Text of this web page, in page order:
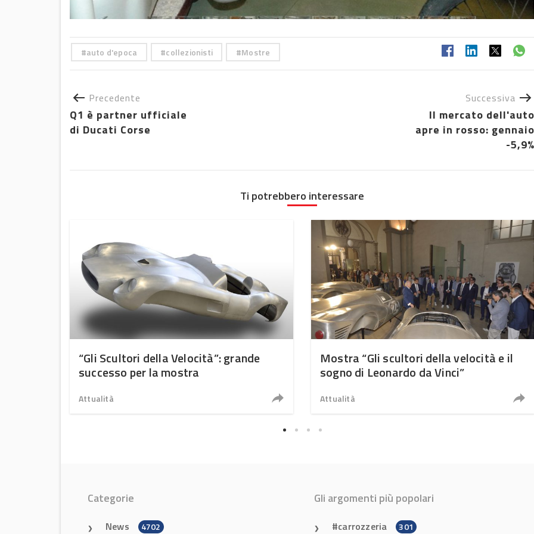
auto d'epoca collezionisti Mostre
Precedente
Q1 è partner ufficiale
di Ducati Corse
Successiva
Il mercato dell'auto
apre in rosso: gennaio
-5,9%
Ti potrebbero interessare
“Gli Scultori della Velocità”: grande
successo per la mostra
Attualità
Mostra “Gli scultori della velocità e il
sogno di Leonardo da Vinci”
Attualità
Categorie
News 4702
Gli argomenti più popolari
carrozzeria 301